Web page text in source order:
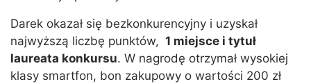
Darek okazał się bezkonkurencyjny i uzyskał
najwyższą liczbę punktów, 1 miejsce i tytuł
laureata konkursu. W nagrodę otrzymał wysokiej
klasy smartfon, bon zakupowy o wartości 200 zł